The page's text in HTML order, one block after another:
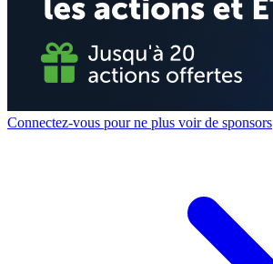
Connectez-vous pour ne plus voir de sponsors